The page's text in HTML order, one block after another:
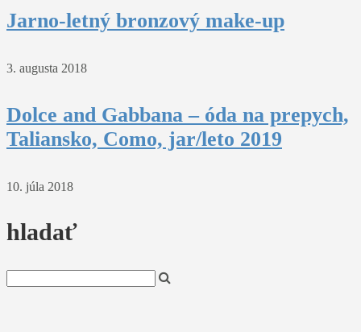
Jarno-letný bronzový make-up
3. augusta 2018
Dolce and Gabbana – óda na prepych,
Taliansko, Como, jar/leto 2019
10. júla 2018
hladať